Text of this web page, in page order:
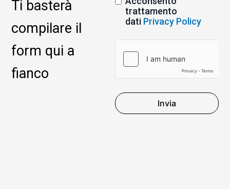
Ti basterà
compilare il
form qui a
fianco
trattamento
dati Privacy Policy
Invia